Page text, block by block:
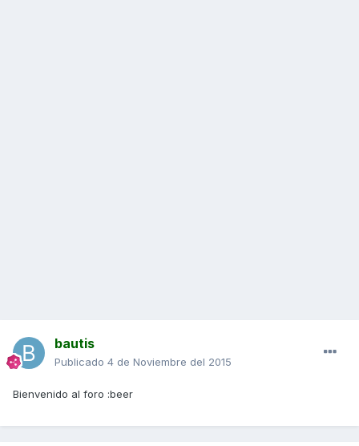
bautis
Publicado 4 de Noviembre del 2015
Bienvenido al foro :beer